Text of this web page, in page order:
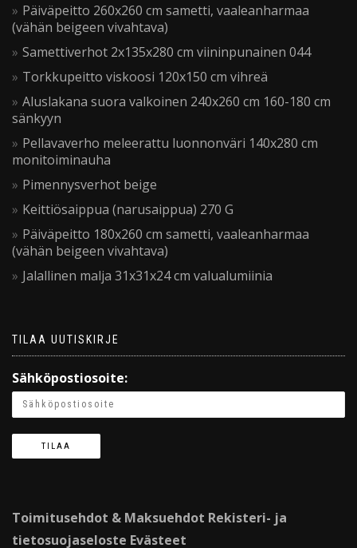
Päiväpeitto 260x260 cm sametti, vaaleanharmaa
(vähän beigeen vivahtava)
Samettiverhot 2x135x280 cm viininpunainen 044
Torkkupeitto viskoosi 120x150 cm vihreä
Aluslakana suora valkoinen 240x260 cm 160-180 cm
sänkyyn
Pellavaverho meleerattu luonnonväri 140x280 cm
monitoiminauha
Pimennysverhot beige
Keittiösaippua (narusaippua) 270 G
Päiväpeitto 180x260 cm sametti, vaaleanharmaa
(vähän beigeen vivahtava)
Jalallinen malja 31x31x24 cm valualumiinia
TILAA UUTISKIRJE
Sähköpostiosoite:
Toimitusehdot & Maksuehdot Rekisteri- ja
tietosuojaseloste Evästeet